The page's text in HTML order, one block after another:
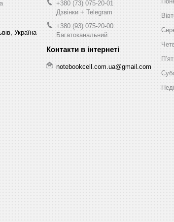
Україна
+380 (73) 075-20-01
Дзвінки + Telegram
+380 (93) 075-20-00
Багатоканальний
notebookcell.com.ua@gmail.com